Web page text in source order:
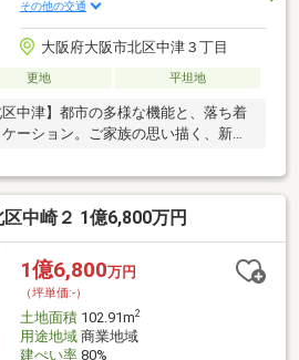
その他の交通
大阪府大阪市北区中津３丁目
更地 平坦地
区中津】都市の多様な機能と、落ち着
ーション。ご家族の思い描く、新し
中崎２ 1億6,800万円
1億6,800万円
（坪単価:-）
土地面積102.91m2
用途地域商業地域
建ぺい率80%